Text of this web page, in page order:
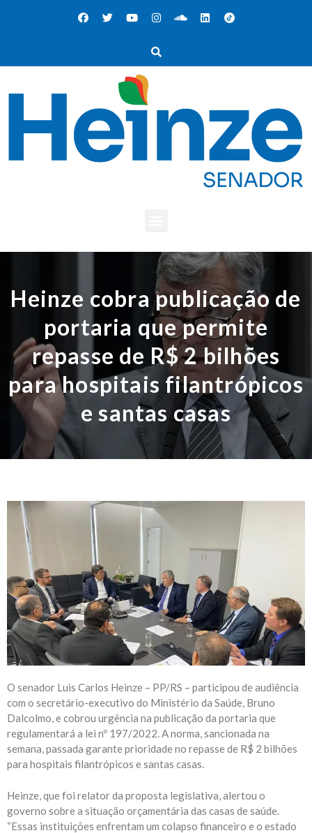
Heinze cobra publicação de
portaria que permite
repasse de R$ 2 bilhões
para hospitais filantrópicos
e santas casas
O senador Luis Carlos Heinze – PP/RS – participou de audiência
com o secretário-executivo do Ministério da Saúde, Bruno
Dalcolmo, e cobrou urgência na publicação da portaria que
regulamentará a lei nº 197/2022. A norma, sancionada na
semana, passada garante prioridade no repasse de R$ 2 bilhões
para hospitais filantrópicos e santas casas.
Heinze, que foi relator da proposta legislativa, alertou o
governo sobre a situação orçamentária das casas de saúde.
“Essas instituições enfrentam um colapso financeiro e o estado